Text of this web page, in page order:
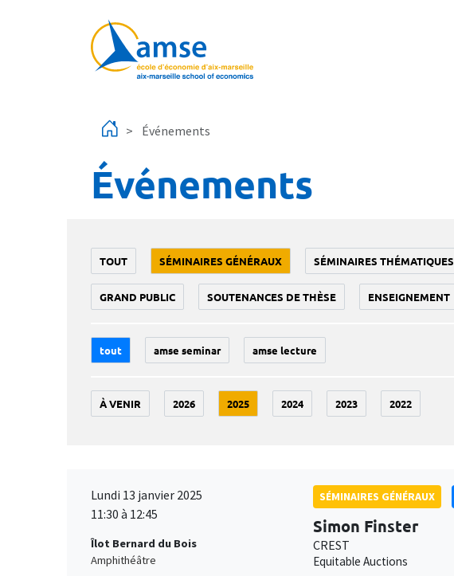
Événements
Événements
TOUT SÉMINAIRES GÉNÉRAUX SÉMINAIRES THÉMATIQUES
GRAND PUBLIC SOUTENANCES DE THÈSE ENSEIGNEMENT
tout amse seminar amse lecture
À VENIR 2026 2025 2024 2023 2022
Lundi 13 janvier 2025
11:30 à 12:45
Îlot Bernard du Bois
Amphithéâtre
SÉMINAIRES GÉNÉRAUX
Simon Finster
CREST
Equitable Auctions